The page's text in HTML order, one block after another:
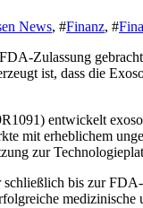
News, #Finanz, #
Zulassung
ist, dass die
entwickelt
mit erheblichem
zur
bis zur